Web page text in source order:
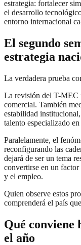
estrategia: fortalecer
el desarrollo
entorno internacional
El segundo
estrategia
La verdadera prueba
La revisión del T-MEC
comercial. También
estabilidad
talento especializado
Paralelamente, el
reconfigurando las
dejará de ser un tema
convertirse en un
y el empleo.
Quien observe estos
comprenderá el país
Qué conviene
el año